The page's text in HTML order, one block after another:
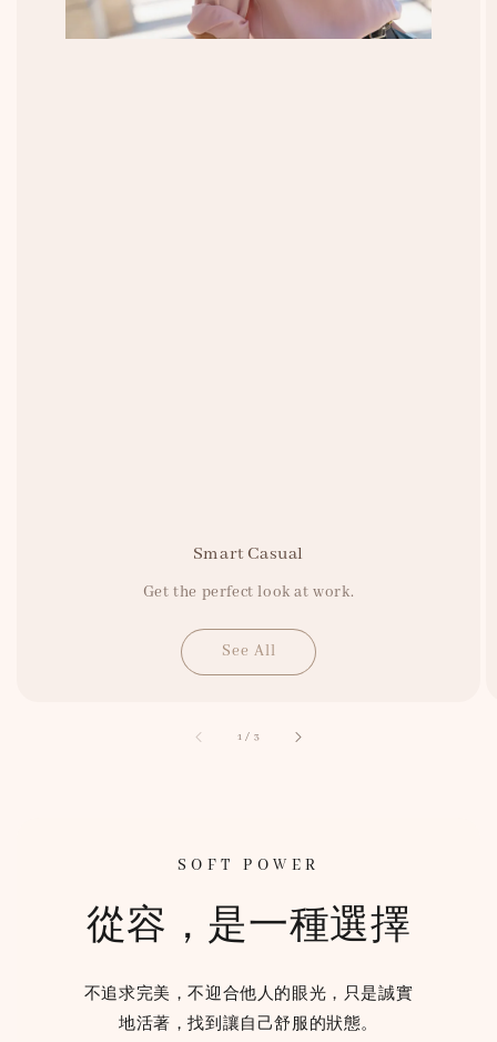
Smart Casual
Get the perfect look at work.
See All
1 / accessibility.of
3
SOFT POWER
從容，是一種選擇
不追求完美，不迎合他人的眼光，只是誠實
地活著，找到讓自己舒服的狀態。